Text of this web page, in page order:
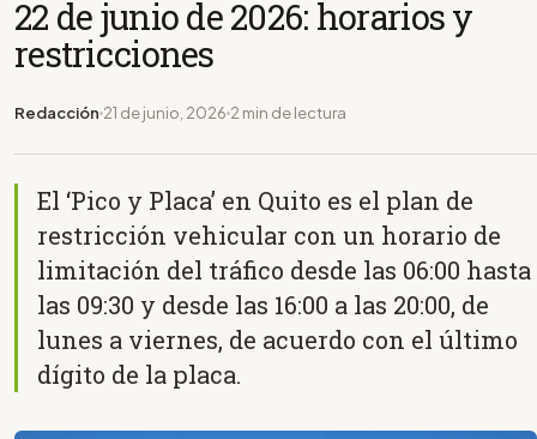
22 de junio de 2026: horarios y
restricciones
Redacción 21 de junio, 2026 2 min de lectura
El ‘Pico y Placa’ en Quito es el plan de
restricción vehicular con un horario de
limitación del tráfico desde las 06:00 hasta
las 09:30 y desde las 16:00 a las 20:00, de
lunes a viernes, de acuerdo con el último
dígito de la placa.